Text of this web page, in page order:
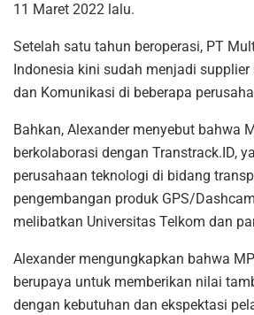
11 Maret 2022 lalu.
Setelah satu tahun beroperasi, PT
Indonesia kini sudah menjadi
dan Komunikasi di beberapa
Bahkan, Alexander menyebut bahwa
berkolaborasi dengan Transtrack.ID,
perusahaan teknologi di bidang
pengembangan produk GPS/
melibatkan Universitas Telkom dan
Alexander mengungkapkan bahwa
berupaya untuk memberikan nilai
dengan kebutuhan dan ekspektasi